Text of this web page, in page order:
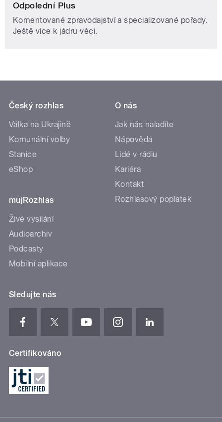
Odpolední Plus
Komentované zpravodajství a specializované pořady.
Ještě více k jádru věci.
Český rozhlas
Válka na Ukrajině
Komunální volby
Stanice
eShop
mujRozhlas
Živé vysílání
Audioarchiv
Podcasty
Mobilní aplikace
O nás
Jak nás naladíte
Nápověda
Lidé v rádiu
Kariéra
Kontakt
Rozhlasový poplatek
Sledujte nás
Certifikováno